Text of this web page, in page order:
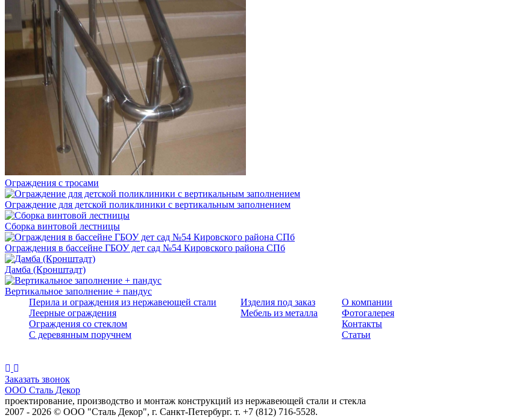
Ограждения с тросами
Ограждение для детской поликлиники с вертикальным заполнением
Сборка винтовой лестницы
Ограждения в бассейне ГБОУ дет сад №54 Кировского района СПб
Дамба (Кронштадт)
Вертикальное заполнение + пандус
Перила и ограждения из нержавеющей стали
Леерные ограждения
Ограждения со стеклом
С деревянным поручнем
Изделия под заказ
Мебель из металла
О компании
Фотогалерея
Контакты
Статьи
Заказать звонок
ООО Сталь Декор
проектирование, производство и монтаж конструкций из нержавеющей стали и стекла
2007 - 2026 © ООО "Сталь Декор", г. Санкт-Петербург. т. +7 (812) 716-5528.